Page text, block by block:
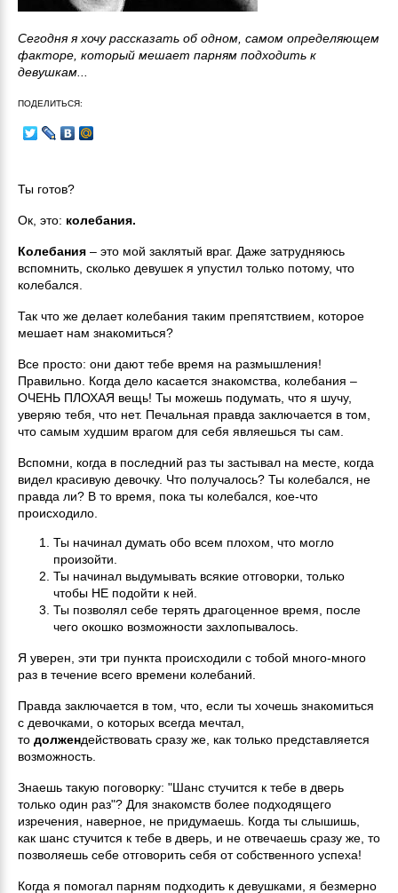
Сегодня я хочу рассказать об одном, самом определяющем
факторе, который мешает парням подходить к
девушкам...
ПОДЕЛИТЬСЯ:
Ты готов?
Ок, это: колебания.
Колебания – это мой заклятый враг. Даже затрудняюсь
вспомнить, сколько девушек я упустил только потому, что
колебался.
Так что же делает колебания таким препятствием, которое
мешает нам знакомиться?
Все просто: они дают тебе время на размышления!
Правильно. Когда дело касается знакомства, колебания –
ОЧЕНЬ ПЛОХАЯ вещь! Ты можешь подумать, что я шучу,
уверяю тебя, что нет. Печальная правда заключается в том,
что самым худшим врагом для себя являешься ты сам.
Вспомни, когда в последний раз ты застывал на месте, когда
видел красивую девочку. Что получалось? Ты колебался, не
правда ли? В то время, пока ты колебался, кое-что
происходило.
Ты начинал думать обо всем плохом, что могло
произойти.
Ты начинал выдумывать всякие отговорки, только
чтобы НЕ подойти к ней.
Ты позволял себе терять драгоценное время, после
чего окошко возможности захлопывалось.
Я уверен, эти три пункта происходили с тобой много-много
раз в течение всего времени колебаний.
Правда заключается в том, что, если ты хочешь знакомиться
с девочками, о которых всегда мечтал,
то должендействовать сразу же, как только представляется
возможность.
Знаешь такую поговорку: "Шанс стучится к тебе в дверь
только один раз"? Для знакомств более подходящего
изречения, наверное, не придумаешь. Когда ты слышишь,
как шанс стучится к тебе в дверь, и не отвечаешь сразу же, то
позволяешь себе отговорить себя от собственного успеха!
Когда я помогал парням подходить к девушками, я безмерно